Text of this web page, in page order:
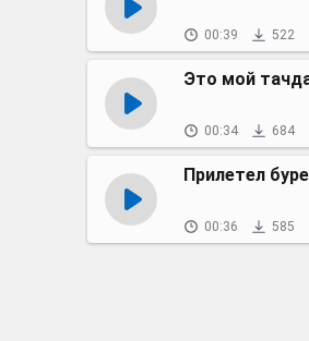
00:39 522
Это мой
00:34 684
Прилетел
00:36 585